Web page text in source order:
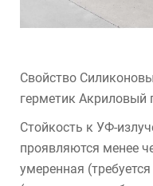
Свойство
герметик Акриловый
Стойкость к УФ-
проявляются менее
умеренная